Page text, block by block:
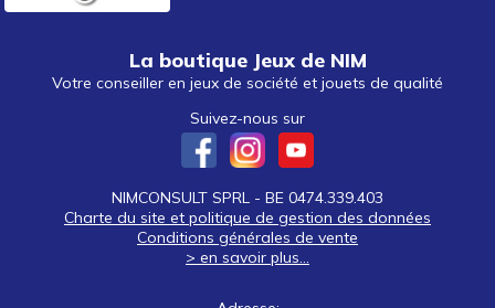
La boutique Jeux de NIM
Votre conseiller en jeux de société et jouets de qualité
Suivez-nous sur
NIMCONSULT SPRL - BE 0474.339.403
Charte du site et politique de gestion des données
Conditions générales de vente
> en savoir plus...